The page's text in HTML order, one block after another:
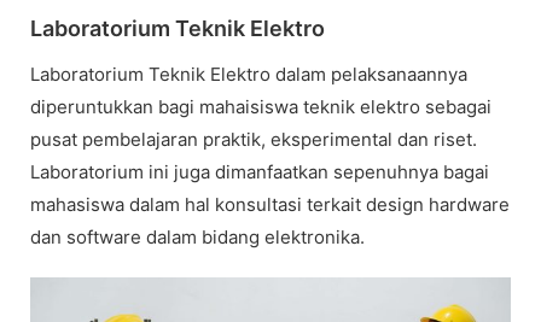
Laboratorium Teknik Elektro
Laboratorium Teknik Elektro dalam pelaksanaannya
diperuntukkan bagi mahaisiswa teknik elektro sebagai
pusat pembelajaran praktik, eksperimental dan riset.
Laboratorium ini juga dimanfaatkan sepenuhnya bagai
mahasiswa dalam hal konsultasi terkait design hardware
dan software dalam bidang elektronika.